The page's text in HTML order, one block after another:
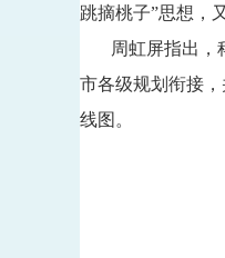
跳摘桃子”思想，
周虹屏指出，
市各级规划衔接
线图。